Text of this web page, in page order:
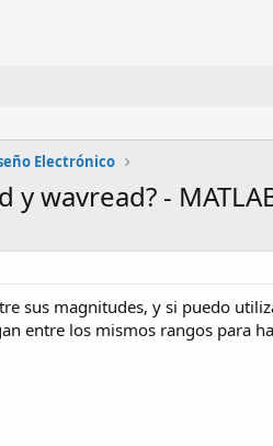
Electrónico
wavread? -
sus magnitudes, y si puedo
entre los mismos rangos para